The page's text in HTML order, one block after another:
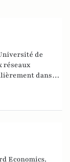
de
réseaux
dans
Economics.